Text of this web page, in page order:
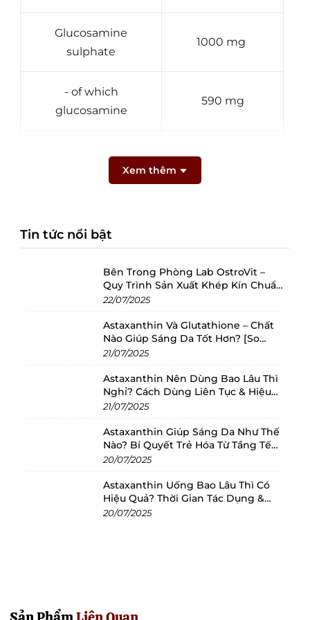
Glucosamine
sulphate
1000 mg
- of which
glucosamine
590 mg
600 mg
- of which
chondroitin
Hướng dẫn sử dụng:
Kiểm Định Và Chứng Nhận:
Chúng tôi cam kết mang đến các sản phẩm an
toàn, chất lượng cao thông qua việc áp dụng và
duy trì các tiêu chuẩn quản lý an toàn thực
HACCP – Hệ thống phân tích mối
Xem thêm
Tin tức nổi bật
Bên Trong Phòng Lab OstroVit –
Quy Trình Sản Xuất Khép Kín Chuẩn
Châu Âu
22/07/2025
Astaxanthin Và Glutathione – Chất
Nào Giúp Sáng Da Tốt Hơn? [So
Sánh 2025]
21/07/2025
Astaxanthin Nên Dùng Bao Lâu Thì
Nghỉ? Cách Dùng Liên Tục & Hiệu
Quả Nhất
21/07/2025
Astaxanthin Giúp Sáng Da Như Thế
Nào? Bí Quyết Trẻ Hóa Từ Tầng Tế
Bào
20/07/2025
Astaxanthin Uống Bao Lâu Thì Có
Hiệu Quả? Thời Gian Tác Dụng &
Cách Dùng Tối Ưu
20/07/2025